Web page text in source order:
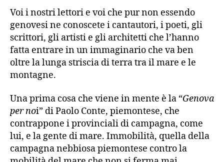
Voi i nostri lettori e voi che pur non essendo
genovesi ne conoscete i cantautori, i poeti, gli
scrittori, gli artisti e gli architetti che l’hanno
fatta entrare in un immaginario che va ben
oltre la lunga striscia di terra tra il mare e le
montagne.
Una prima cosa che viene in mente è la “Genova
per noi” di Paolo Conte, piemontese, che
contrappone i provinciali di campagna, come
lui, e la gente di mare. Immobilità, quella della
campagna nebbiosa piemontese contro la